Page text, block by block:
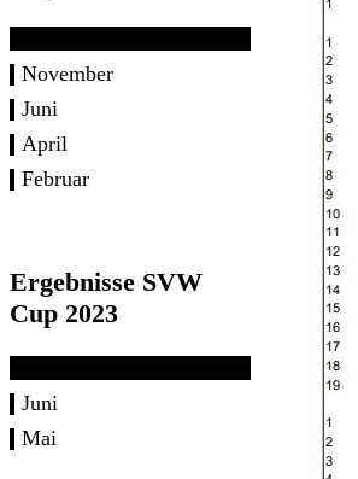
November
Juni
April
Februar
Ergebnisse SVW
Cup 2023
Juni
Mai